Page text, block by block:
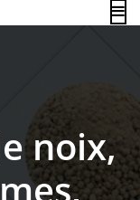
noix,